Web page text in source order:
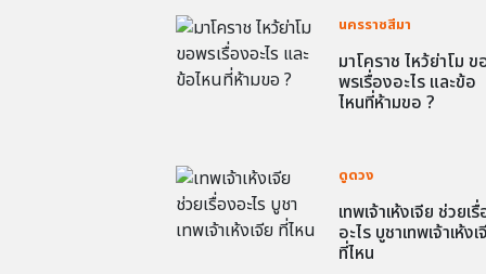
นครราชสีมา
มาโคราช ไหว้ย่าโม ข
พรเรื่องอะไร และข้อ
ไหนที่ห้ามขอ ?
ดูดวง
เทพเจ้าเห้งเจีย ช่วยเ
อะไร บูชาเทพเจ้าเห้งเ
ที่ไหน